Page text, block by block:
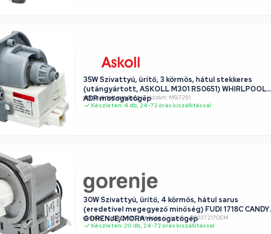
35W Szivattyú, ürítő, 3 körmös, hátul stekkeres
(utángyártott, ASKOLL M301 RS0651) WHIRLPOOL
ADP mosogatógép
utángyártott minőség•Cikkszám: MSI7291
Készleten: 4 db, 24-72 órás kiszállítással
30W Szivattyú, ürítő, 4 körmös, hátul sarus
(eredetivel megegyező minőség) FUDI 1718C CANDY,
GORENJE/MORA mosogatógép
gyárival megegyező minőség•Cikkszám: 49037217OEM
Készleten: 20 db, 24-72 órás kiszállítással